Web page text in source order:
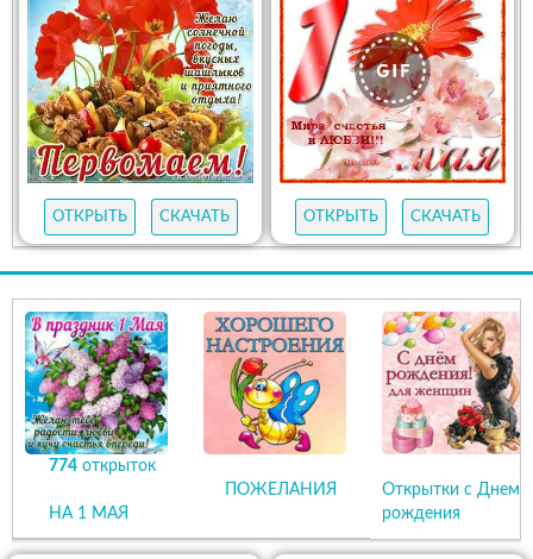
ОТКРЫТЬ СКАЧАТЬ ОТКРЫТЬ СКАЧАТЬ
774 открыток
НА 1 МАЯ
ПОЖЕЛАНИЯ
Открытки с Днем
рождения